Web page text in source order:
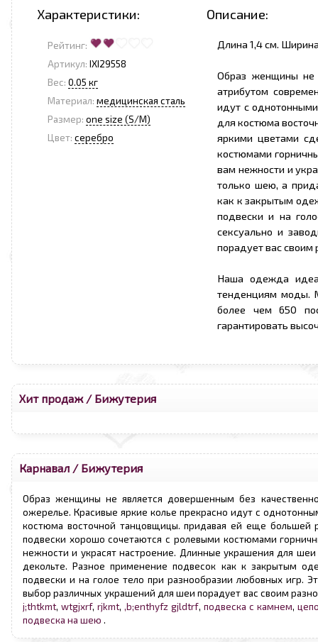
Характеристики: Описание:
Рейтинг:
Артикул: IXI29558
Вес: 0.05 кг
Материал: медицинская сталь
Размер: one size (S/M)
Цвет: серебро
Длина 1,4 см.
Образ женщины не
атрибутом
идут с
для костюма
яркими цветами
костюмами
вам нежности и
только шею, а
как к закрытым
подвески и на
сексуально и
порадует вас своим
Наша одежда
тенденциям моды.
более чем 650
гарантировать
Хит продаж/ Бижутерия
Карнавал / Бижутерия
Образ женщины не является довершенным без
ожерелье. Красивые яркие колье прекрасно идут с
костюма восточной танцовщицы. придавая ей еще большей
подвески хорошо сочетаются с ролевыми костюмами
нежности и украсят настроение. Длинные украшения для
декольте. Разное применение подвесок как к закрытым
подвески и на голое тело при разнообразии любовных игр.
выбор различных украшений для шеи порадует вас своим
j;thtkmt,wtgjxrf,rjkmt,,b;enthyfz gjldtrf, подвеска с камнем,
подвеска на шею .